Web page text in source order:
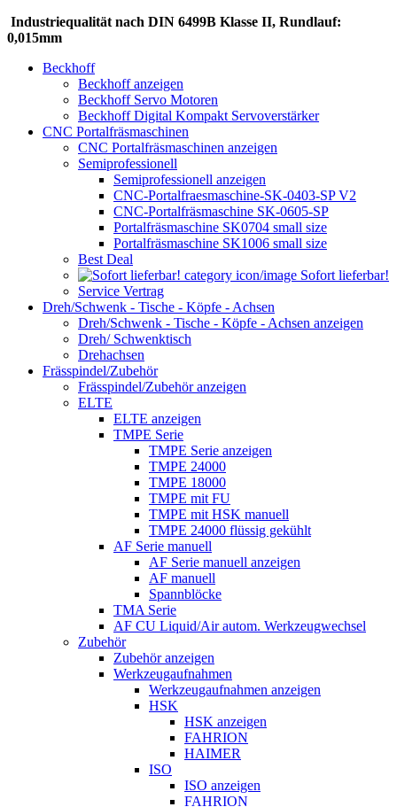
Industriequalität nach DIN 6499B Klasse II, Rundlauf:
0,015mm
Beckhoff
Beckhoff anzeigen
Beckhoff Servo Motoren
Beckhoff Digital Kompakt Servoverstärker
CNC Portalfräsmaschinen
CNC Portalfräsmaschinen anzeigen
Semiprofessionell
Semiprofessionell anzeigen
CNC-Portalfraesmaschine-SK-0403-SP V2
CNC-Portalfräsmaschine SK-0605-SP
Portalfräsmaschine SK0704 small size
Portalfräsmaschine SK1006 small size
Best Deal
Sofort lieferbar!
Service Vertrag
Dreh/Schwenk - Tische - Köpfe - Achsen
Dreh/Schwenk - Tische - Köpfe - Achsen anzeigen
Dreh/ Schwenktisch
Drehachsen
Frässpindel/Zubehör
Frässpindel/Zubehör anzeigen
ELTE
ELTE anzeigen
TMPE Serie
TMPE Serie anzeigen
TMPE 24000
TMPE 18000
TMPE mit FU
TMPE mit HSK manuell
TMPE 24000 flüssig gekühlt
AF Serie manuell
AF Serie manuell anzeigen
AF manuell
Spannblöcke
TMA Serie
AF CU Liquid/Air autom. Werkzeugwechsel
Zubehör
Zubehör anzeigen
Werkzeugaufnahmen
Werkzeugaufnahmen anzeigen
HSK
HSK anzeigen
FAHRION
HAIMER
ISO
ISO anzeigen
FAHRION